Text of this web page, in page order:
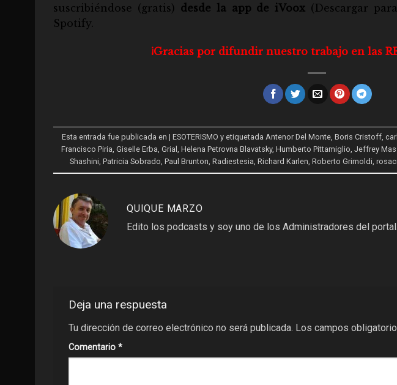
suscribiéndose (gratis) desde la app de iVoox (Descargar para
Spotify.
¡Gracias por difundir nuestro trabajo en las
Esta entrada fue publicada en| ESOTERISMO y etiquetadaAntenor Del Monte,Boris Cristoff,
Francisco Piria,Giselle Erba,Grial,Helena Petrovna Blavatsky,Humberto Pittamiglio,Jeffrey
Shashini,Patricia Sobrado,Paul Brunton,Radiestesia,Richard Karlen,Roberto Grimoldi,
QUIQUE MARZO
Edito los podcasts y soy uno de los Administradores del portal.
Deja una respuesta
Tu dirección de correo electrónico no será publicada. Los campos
Comentario *